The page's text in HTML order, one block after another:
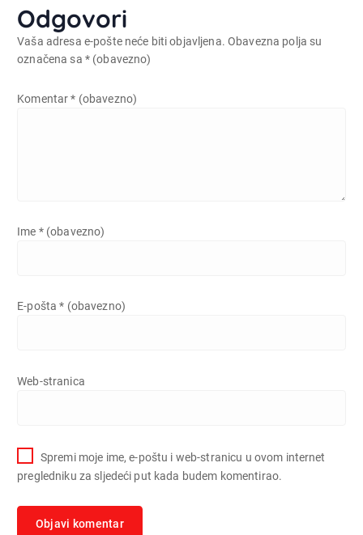
Odgovori
Vaša adresa e-pošte neće biti objavljena. Obavezna polja su
označena sa * (obavezno)
Komentar* (obavezno)
Ime * (obavezno)
E-pošta* (obavezno)
Web-stranica
Spremi moje ime, e-poštu i web-stranicu u ovom internet
pregledniku za sljedeći put kada budem komentirao.